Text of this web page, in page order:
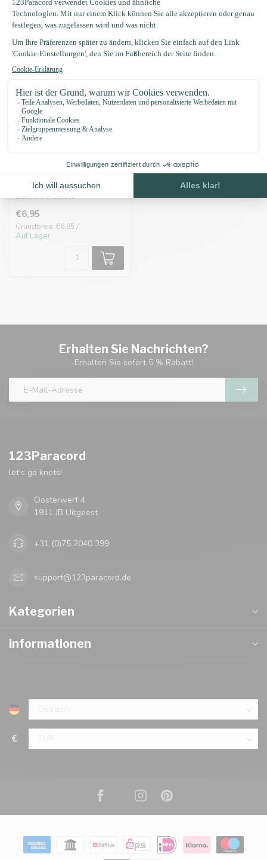
Zuletzt angesehen
Biothane adapter
19MM Peach
€6,95
Grundpreis: €6,95 /
Auf Lager
Erhalten Sie Nachrichten?
Erhalten Sie sofort 5 % Rabatt!
123Paracord
let's go knots!
Oosterwerf 4
1911 JB Uitgeest
+31 (0)75 2040 399
support@123paracord.de
Kategorien
Informationen
€